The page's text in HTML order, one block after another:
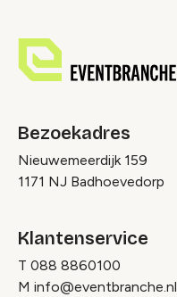
Bezoekadres
Nieuwemeerdijk 159
1171 NJ Badhoevedorp
Klantenservice
T 088 8860100
M info@eventbranche.nl